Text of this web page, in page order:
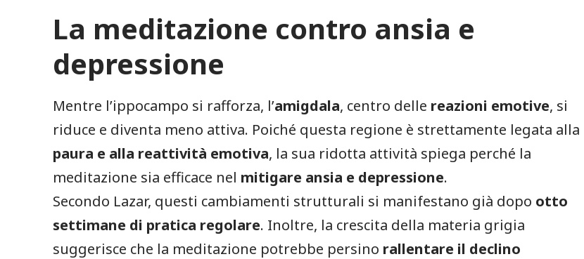
La meditazione contro ansia e
depressione
Mentre l’ippocampo si rafforza, l’amigdala, centro delle reazioni emotive, si
riduce e diventa meno attiva. Poiché questa regione è strettamente legata alla
paura e alla reattività emotiva, la sua ridotta attività spiega perché la
meditazione sia efficace nel mitigare ansia e depressione.
Secondo Lazar, questi cambiamenti strutturali si manifestano già dopo otto
settimane di pratica regolare. Inoltre, la crescita della materia grigia
suggerisce che la meditazione potrebbe persino rallentare il declino